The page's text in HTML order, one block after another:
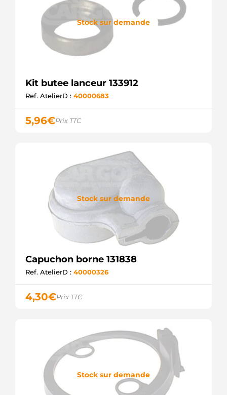
Stock sur demande
Kit butee lanceur 133912
Ref. AtelierD : 40000683
5,96€Prix TTC
Stock sur demande
Capuchon borne 131838
Ref. AtelierD : 40000326
4,30€Prix TTC
Stock sur demande